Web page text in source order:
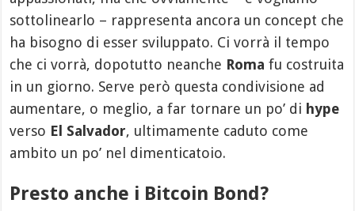
sottolinearlo – rappresenta ancora un concept che
ha bisogno di esser sviluppato. Ci vorrà il tempo
che ci vorrà, dopotutto neanche Roma fu costruita
in un giorno. Serve però questa condivisione ad
aumentare, o meglio, a far tornare un po’ di hype
verso El Salvador, ultimamente caduto come
ambito un po’ nel dimenticatoio.
Presto anche i Bitcoin Bond?